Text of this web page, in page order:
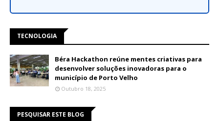
TECNOLOGIA
Béra Hackathon reúne mentes criativas para
desenvolver soluções inovadoras para o
município de Porto Velho
Outubro 18, 2025
PESQUISAR ESTE BLOG